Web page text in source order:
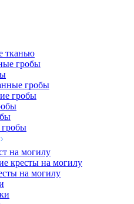
тканью
гробы
гробы
гробы
гробы
на могилу
кресты на могилу
на могилу